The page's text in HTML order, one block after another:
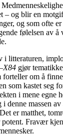
– og blir en
og som ofte
følelsen av
i litteraturen,
gjør
forteller om å
som kastet seg
i mene egne
denne massen
er matthet,
potent. Fravær